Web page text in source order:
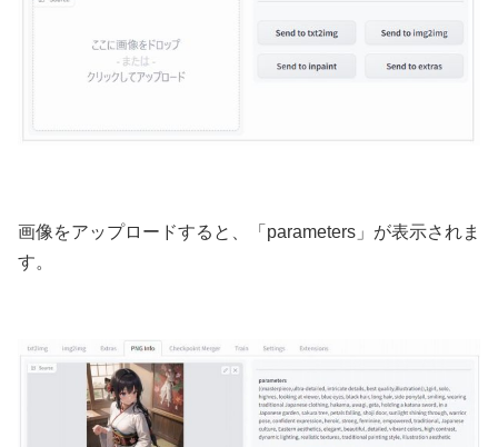
画像をアップロードすると、「parameters」が表示されま
す。